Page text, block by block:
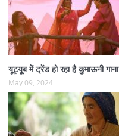
यूट्यूब में ट्रेंड हो रहा है कुमाऊनी गाना
May 09, 2024